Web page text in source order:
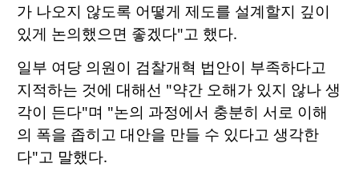
가 나오지 않도록 어떻게 제도를 설계할지 깊이
있게 논의했으면 좋겠다"고 했다.
일부 여당 의원이 검찰개혁 법안이 부족하다고
지적하는 것에 대해선 "약간 오해가 있지 않나 생
각이 든다"며 "논의 과정에서 충분히 서로 이해
의 폭을 좁히고 대안을 만들 수 있다고 생각한
다"고 말했다.